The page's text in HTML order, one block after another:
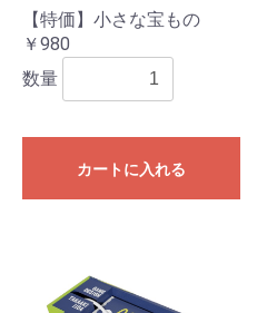
【特価】小さな宝もの
￥980
数量
カートに入れる